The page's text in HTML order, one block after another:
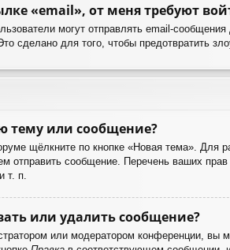
«email», от меня требуют
могут отправлять email-
сделано для того, чтобы предотвратить
тему или сообщение?
щёлкните по кнопке «Новая тема». Для
отправить сообщение. Перечень ваших
т. п.
или удалить сообщение?
или модератором конференции, вы